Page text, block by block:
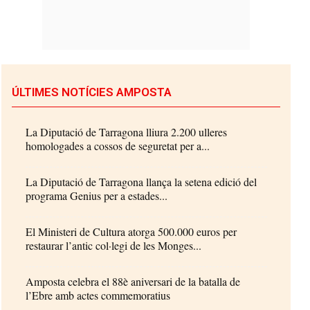
ÚLTIMES NOTÍCIES AMPOSTA
La Diputació de Tarragona lliura 2.200 ulleres
homologades a cossos de seguretat per a...
La Diputació de Tarragona llança la setena edició del
programa Genius per a estades...
El Ministeri de Cultura atorga 500.000 euros per
restaurar l’antic col·legi de les Monges...
Amposta celebra el 88è aniversari de la batalla de
l’Ebre amb actes commemoratius